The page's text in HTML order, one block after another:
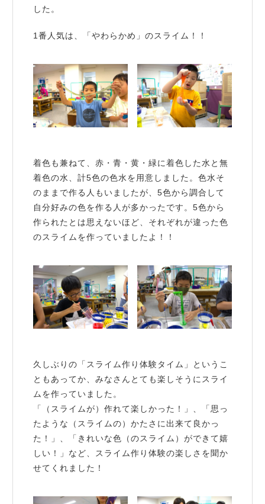
した。
1番人気は、「やわらかめ」のスライム！！
着色も兼ねて、赤・青・黄・緑に着色した水と無
着色の水、計5色の色水を用意しました。色水そ
のままで作る人もいましたが、5色から調合して
自分好みの色を作る人が多かったです。5色から
作られたとは思えないほど、それぞれが違った色
のスライムを作っていましたよ！！
久しぶりの「スライム作り体験タイム」というこ
ともあってか、みなさんとても楽しそうにスライ
ムを作っていました。
「（スライムが）作れて楽しかった！」、「思っ
たような（スライムの）かたさに出来て良かっ
た！」、「きれいな色（のスライム）ができて嬉
しい！」など、スライム作り体験の楽しさを聞か
せてくれました！